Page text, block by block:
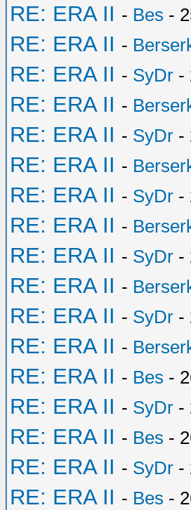
RE: ERA II - Bes -
RE: ERA II -
RE: ERA II - SyDr -
RE: ERA II -
RE: ERA II - SyDr -
RE: ERA II -
RE: ERA II - SyDr -
RE: ERA II -
RE: ERA II - SyDr -
RE: ERA II -
RE: ERA II - SyDr -
RE: ERA II -
RE: ERA II - Bes -
RE: ERA II - SyDr -
RE: ERA II - Bes -
RE: ERA II - SyDr -
RE: ERA II - Bes -